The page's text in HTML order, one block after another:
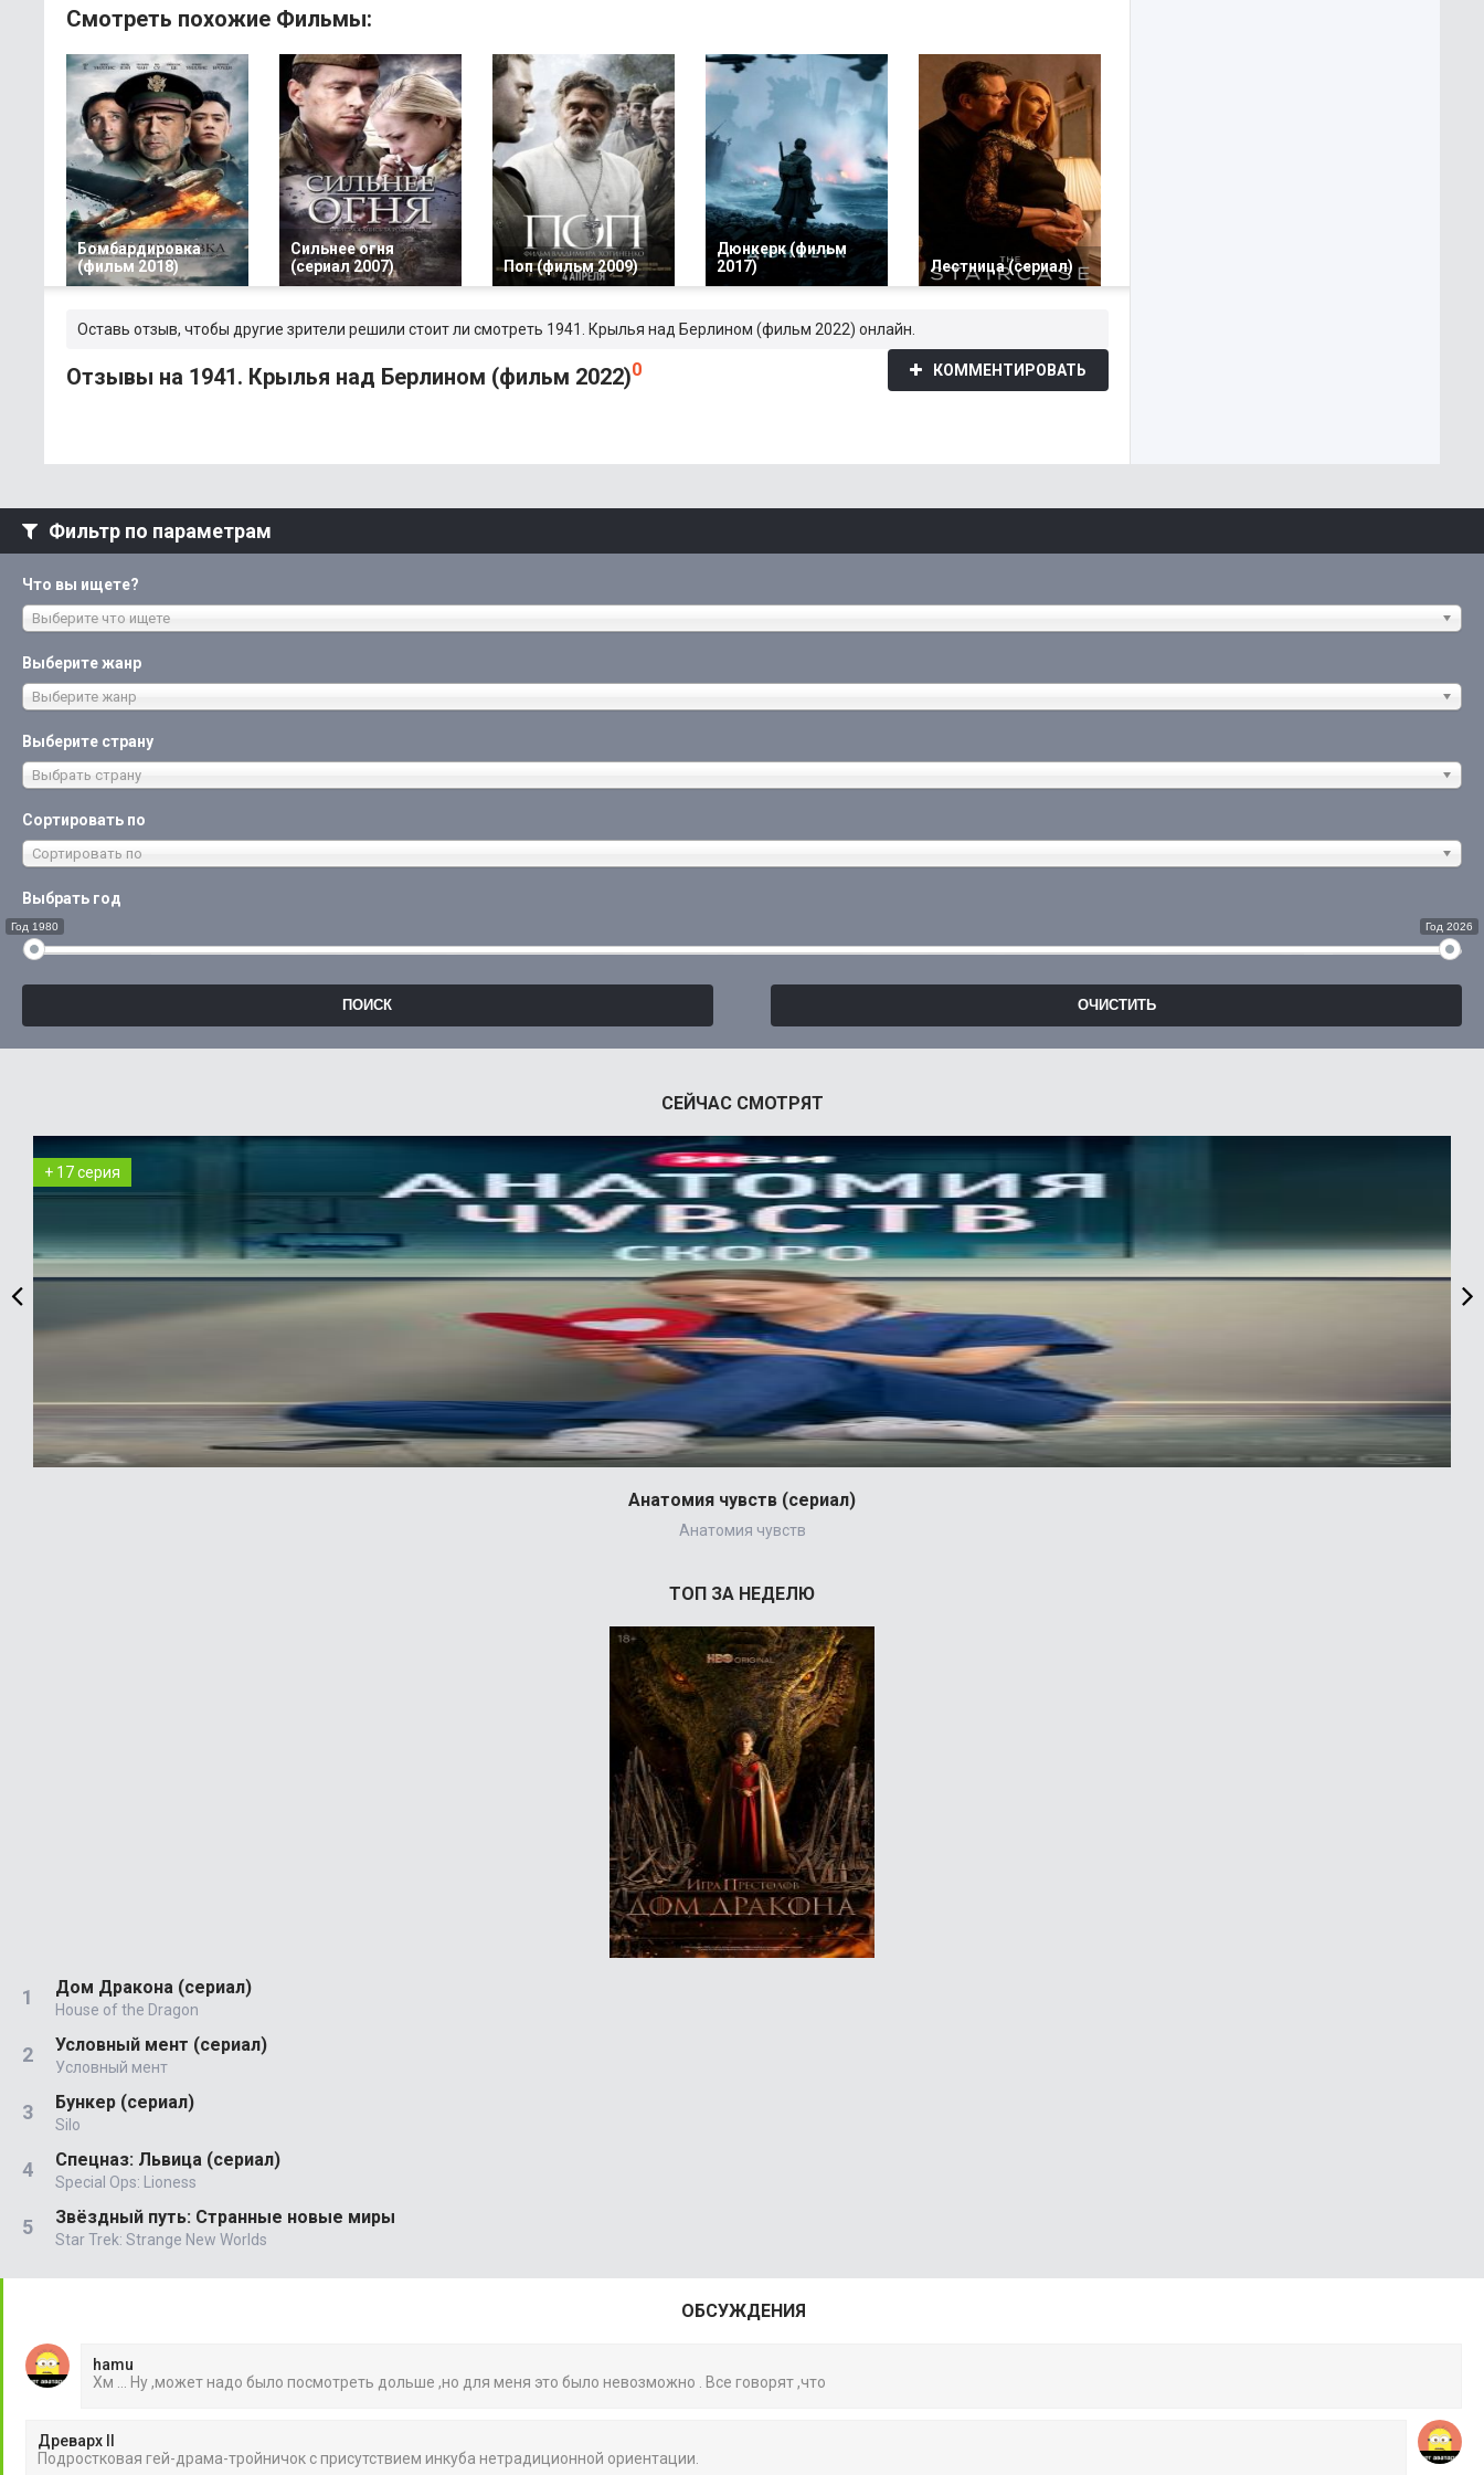
Смотреть похожие Фильмы:
Бомбардировка
(фильм 2018)
Сильнее огня
(сериал 2007)
Поп (фильм 2009)
Дюнкерк (фильм
2017)
Лестница (сериал)
Оставь отзыв, чтобы другие зрители решили стоит ли смотреть 1941. Крылья над Берлином (фильм 2022) онлайн.
Отзывы на 1941. Крылья над Берлином (фильм 2022)0 КОММЕНТИРОВАТЬ
Фильтр по параметрам
Что вы ищете?
Выберите что ищете
Выберите жанр
Выберите жанр
Выберите страну
Выбрать страну
Сортировать по
Сортировать по
Выбрать год
Год 1980 Год 2026
СЕЙЧАС СМОТРЯТ
+ 17 серия
Анатомия чувств (сериал)
Анатомия чувств
ТОП ЗА НЕДЕЛЮ
Дом Дракона (сериал)
House of the Dragon
Условный мент (сериал)
Условный мент
Бункер (сериал)
Silo
Спецназ: Львица (сериал)
Special Ops: Lioness
Звёздный путь: Странные новые миры
Star Trek: Strange New Worlds
ОБСУЖДЕНИЯ
hamu
Хм ... Ну ,может надо было посмотреть дольше ,но для меня это было невозможно . Все говорят ,что
Древарх II
Подростковая гей-драма-тройничок с присутствием инкуба нетрадиционной ориентации.